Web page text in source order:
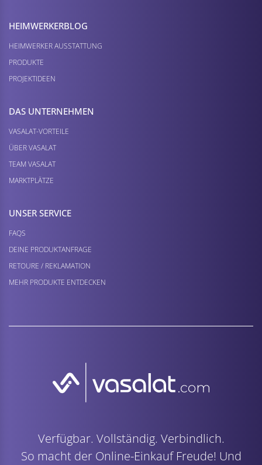
HEIMWERKER­BLOG
HEIMWERKER AUSSTATTUNG
PRODUKTE
PROJEKTIDEEN
DAS UNTERNEHMEN
VASALAT-VORTEILE
ÜBER VASALAT
TEAM VASALAT
MARKTPLÄTZE
UNSER SERVICE
FAQS
DEINE PRODUKTANFRAGE
RETOURE / REKLAMATION
MEHR PRODUKTE ENTDECKEN
Verfügbar. Vollständig. Verbindlich.
So macht der Online-Einkauf Freude! Und